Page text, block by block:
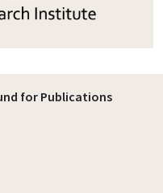
for Publications